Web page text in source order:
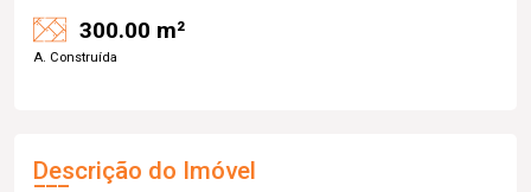
300.00 m²
A. Construída
Descrição do Imóvel